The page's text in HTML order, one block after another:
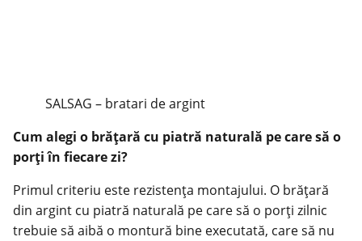
SALSAG – bratari de argint
Cum alegi o brățară cu piatră naturală pe care să o
porți în fiecare zi?
Primul criteriu este rezistența montajului. O brățară
din argint cu piatră naturală pe care să o porți zilnic
trebuie să aibă o montură bine executată, care să nu